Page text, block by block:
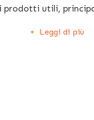
utili,
usati a letto o
e rollator,
Leggi di più